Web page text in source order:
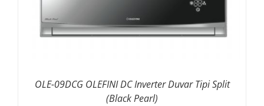
OLE-09DCG OLEFINI DC Inverter Duvar Tipi Split
(Black Pearl)